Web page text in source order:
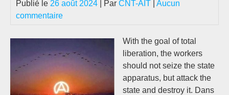
Publié le 26 août 2024 | Par CNT-AIT
Aucun
commentaire
With the goal of total
liberation, the workers
should not seize the state
apparatus, but attack the
state and destroy it. Dans